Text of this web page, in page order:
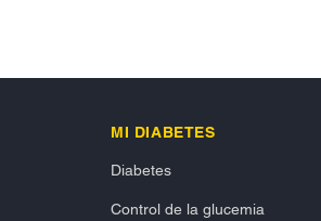
MI DIABETES
Diabetes
Control de la glucemia